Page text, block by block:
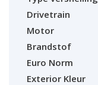
Drivetrain
Motor
Brandstof
Euro Norm
Exterior Kleur